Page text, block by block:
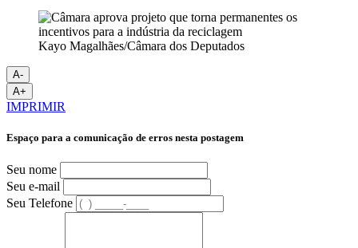
Kayo Magalhães/Câmara dos Deputados
A-
A+
IMPRIMIR
Espaço para a comunicação de erros nesta postagem
Seu nome
Seu e-mail
Seu Telefone